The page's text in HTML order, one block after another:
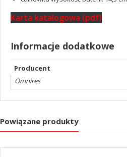
Karta katalogowa (pdf)
Informacje dodatkowe
Producent
Omnires
Powiązane produkty